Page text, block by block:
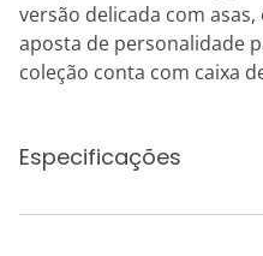
versão delicada com
aposta de personalidade
coleção conta com caixa
Especificações